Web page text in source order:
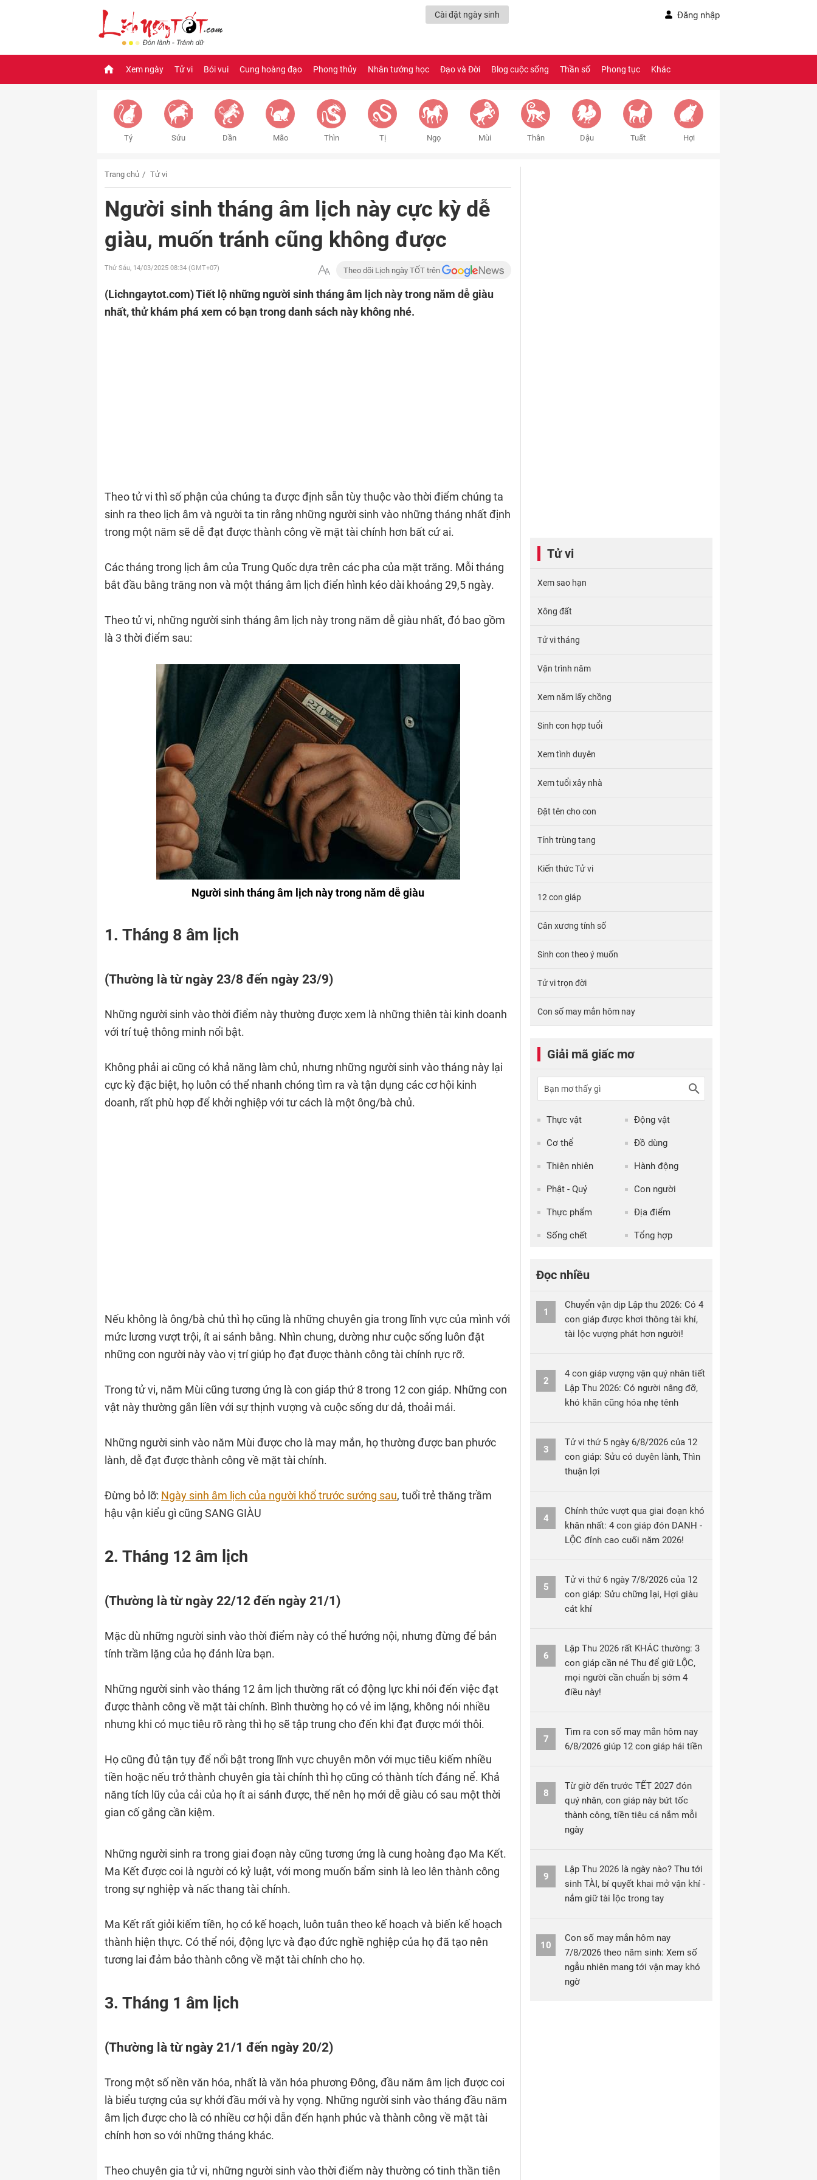
Cài đặt ngày sinh Đăng nhập
Xem ngày Tử vi Bói vui Cung hoàng đạo Phong thủy Nhân tướng học Đạo và Đời Blog cuộc sống Thần số Phong tục Khác
Tý Sửu Dần Mão Thìn Tị Ngọ Mùi Thân Dậu Tuất Hợi
Trang chủ Tử vi
Người sinh tháng âm lịch này cực kỳ dễ
giàu, muốn tránh cũng không được
Thứ Sáu, 14/03/2025 08:34 (GMT+07) Theo dõi Lịch ngày TỐT trên
(Lichngaytot.com)Tiết lộ những người sinh tháng âm lịch này trong năm dễ giàu
nhất, thử khám phá xem có bạn trong danh sách này không nhé.
Theo tử vi thì số phận của chúng ta được định sẵn tùy thuộc vào thời điểm chúng ta
sinh ra theo lịch âm và người ta tin rằng những người sinh vào những tháng nhất định
trong một năm sẽ dễ đạt được thành công về mặt tài chính hơn bất cứ ai.
Các tháng trong lịch âm của Trung Quốc dựa trên các pha của mặt trăng. Mỗi tháng
bắt đầu bằng trăng non và một tháng âm lịch điển hình kéo dài khoảng 29,5 ngày.
Theo tử vi, những người sinh tháng âm lịch này trong năm dễ giàu nhất, đó bao gồm
là 3 thời điểm sau:
Người sinh tháng âm lịch này trong năm dễ giàu
1. Tháng 8 âm lịch
(Thường là từ ngày 23/8 đến ngày 23/9)
Những người sinh vào thời điểm này thường được xem là những thiên tài kinh doanh
với trí tuệ thông minh nổi bật.
Không phải ai cũng có khả năng làm chủ, nhưng những người sinh vào tháng này lại
cực kỳ đặc biệt, họ luôn có thể nhanh chóng tìm ra và tận dụng các cơ hội kinh
doanh, rất phù hợp để khởi nghiệp với tư cách là một ông/bà chủ.
Nếu không là ông/bà chủ thì họ cũng là những chuyên gia trong lĩnh vực của mình với
mức lương vượt trội, ít ai sánh bằng. Nhìn chung, dường như cuộc sống luôn đặt
những con người này vào vị trí giúp họ đạt được thành công tài chính rực rỡ.
Trong tử vi, năm Mùi cũng tương ứng là con giáp thứ 8 trong 12 con giáp. Những con
vật này thường gắn liền với sự thịnh vượng và cuộc sống dư dả, thoải mái.
Những người sinh vào năm Mùi được cho là may mắn, họ thường được ban phước
lành, dễ đạt được thành công về mặt tài chính.
Đừng bỏ lỡ: Ngày sinh âm lịch của người khổ trước sướng sau, tuổi trẻ thăng trầm
hậu vận kiểu gì cũng SANG GIÀU
2. Tháng 12 âm lịch
(Thường là từ ngày 22/12 đến ngày 21/1)
Mặc dù những người sinh vào thời điểm này có thể hướng nội, nhưng đừng để bản
tính trầm lặng của họ đánh lừa bạn.
Những người sinh vào tháng 12 âm lịch thường rất có động lực khi nói đến việc đạt
được thành công về mặt tài chính. Bình thường họ có vẻ im lặng, không nói nhiều
nhưng khi có mục tiêu rõ ràng thì họ sẽ tập trung cho đến khi đạt được mới thôi.
Họ cũng đủ tận tụy để nổi bật trong lĩnh vực chuyên môn với mục tiêu kiếm nhiều
tiền hoặc nếu trở thành chuyên gia tài chính thì họ cũng có thành tích đáng nể. Khả
năng tích lũy của cải của họ ít ai sánh được, thế nên họ mới dễ giàu có sau một thời
gian cố gắng cần kiệm.
Những người sinh ra trong giai đoạn này cũng tương ứng là cung hoàng đạo Ma Kết.
Ma Kết được coi là người có kỷ luật, với mong muốn bẩm sinh là leo lên thành công
trong sự nghiệp và nấc thang tài chính.
Ma Kết rất giỏi kiếm tiền, họ có kế hoạch, luôn tuân theo kế hoạch và biến kế hoạch
thành hiện thực. Có thể nói, động lực và đạo đức nghề nghiệp của họ đã tạo nên
tương lai đảm bảo thành công về mặt tài chính cho họ.
3. Tháng 1 âm lịch
(Thường là từ ngày 21/1 đến ngày 20/2)
Trong một số nền văn hóa, nhất là văn hóa phương Đông, đầu năm âm lịch được coi
là biểu tượng của sự khởi đầu mới và hy vọng. Những người sinh vào tháng đầu năm
âm lịch được cho là có nhiều cơ hội dẫn đến hạnh phúc và thành công về mặt tài
chính hơn so với những tháng khác.
Theo chuyên gia tử vi, những người sinh vào thời điểm này thường có tinh thần tiên
Tử vi
Xem sao hạn
Xông đất
Tử vi tháng
Vận trình năm
Xem năm lấy chồng
Sinh con hợp tuổi
Xem tình duyên
Xem tuổi xây nhà
Đặt tên cho con
Tính trùng tang
Kiến thức Tử vi
12 con giáp
Cân xương tính số
Sinh con theo ý muốn
Tử vi trọn đời
Con số may mắn hôm nay
Giải mã giấc mơ
Thực vật Động vật
Cơ thể Đồ dùng
Thiên nhiên Hành động
Phật - Quỷ Con người
Thực phẩm Địa điểm
Sống chết Tổng hợp
Đọc nhiều
1
Chuyển vận dịp Lập thu 2026: Có 4
con giáp được khơi thông tài khí,
tài lộc vượng phát hơn người!
2
4 con giáp vượng vận quý nhân tiết
Lập Thu 2026: Có người nâng đỡ,
khó khăn cũng hóa nhẹ tênh
3
Tử vi thứ 5 ngày 6/8/2026 của 12
con giáp: Sửu có duyên lành, Thìn
thuận lợi
4
Chính thức vượt qua giai đoạn khó
khăn nhất: 4 con giáp đón DANH -
LỘC đỉnh cao cuối năm 2026!
5
Tử vi thứ 6 ngày 7/8/2026 của 12
con giáp: Sửu chững lại, Hợi giàu
cát khí
6
Lập Thu 2026 rất KHÁC thường: 3
con giáp cần né Thu để giữ LỘC,
mọi người cần chuẩn bị sớm 4
điều này!
7
Tìm ra con số may mắn hôm nay
6/8/2026 giúp 12 con giáp hái tiền
8
Từ giờ đến trước TẾT 2027 đón
quý nhân, con giáp này bứt tốc
thành công, tiền tiêu cả nắm mỗi
ngày
9
Lập Thu 2026 là ngày nào? Thu tới
sinh TÀI, bí quyết khai mở vận khí -
nắm giữ tài lộc trong tay
10
Con số may mắn hôm nay
7/8/2026 theo năm sinh: Xem số
ngẫu nhiên mang tới vận may khó
ngờ